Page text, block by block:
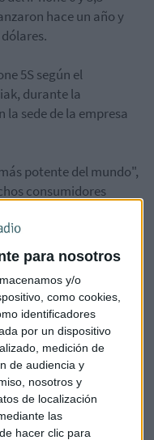
para nosotros
y/o
como cookies,
identificadores
por un dispositivo
medición de
de audiencia y
nosotros y
de localización
las
hacer clic para
hace un año y
5S según el
durante la
sede de la empresa
potente del mundo",
consumidores
que ver si el usuario se
pequeña.
Apple quiere
como China
con pantallas de 4
ventas han sido más
con el resto del